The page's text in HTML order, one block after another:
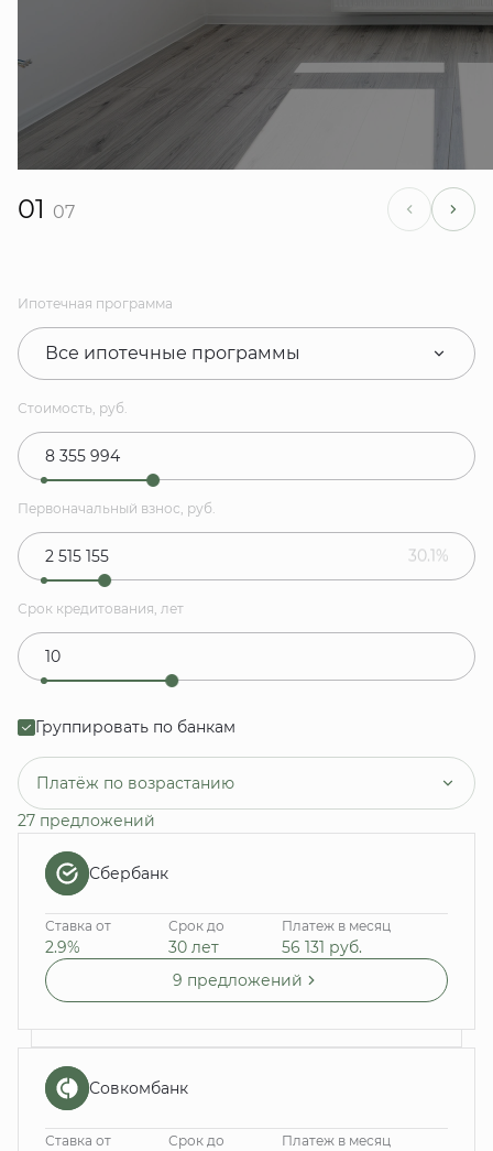
01 07
Ипотечная программа
Все ипотечные программы
Стоимость, руб.
Первоначальный взнос, руб.
30.1%
Срок кредитования, лет
Группировать по банкам
Платёж по возрастанию
27 предложений
Сбербанк
Ставка от
2.9%
Срок до
30 лет
Платеж в месяц
56 131 руб.
9 предложений
Совкомбанк
Ставка от Срок до Платеж в месяц